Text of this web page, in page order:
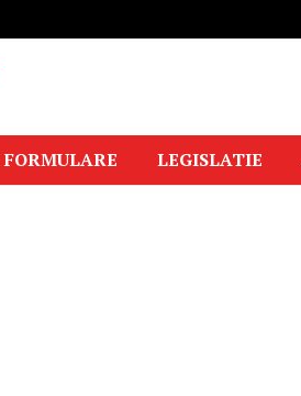
FORMULARE LEGISLATIE